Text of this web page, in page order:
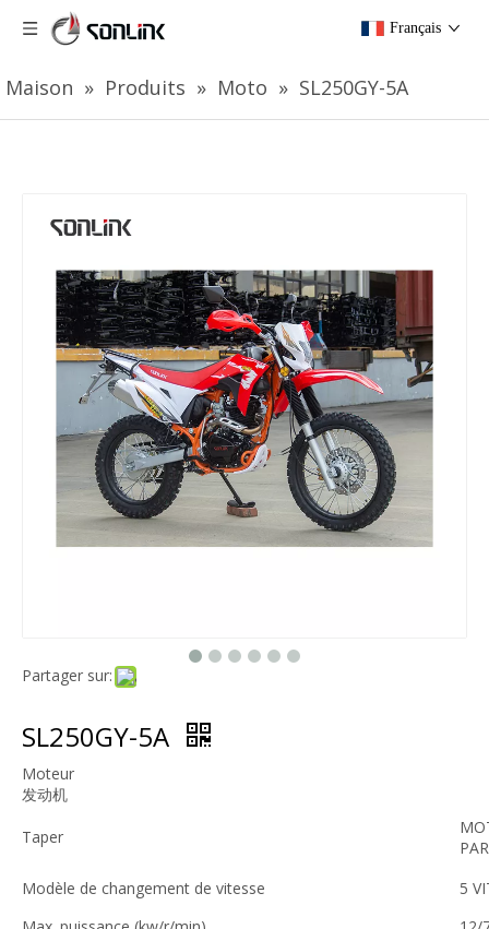
Français
Maison » Produits » Moto » SL250GY-5A
Partager sur:
SL250GY-5A
Moteur
发动机
Taper
Modèle de changement de vitesse
5